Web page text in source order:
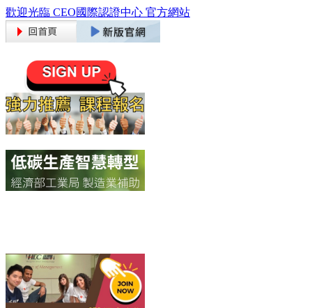
歡迎光臨 CEO國際認證中心 官方網站